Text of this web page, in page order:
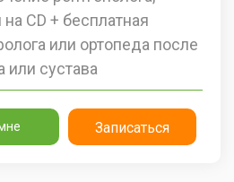
CD + бесплатная
или ортопеда после
или сустава
Записаться